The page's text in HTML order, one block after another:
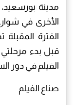
مدينة
الأخرى في
الفترة
قبل بدء
الفيلم في دور
صناع الفيلم